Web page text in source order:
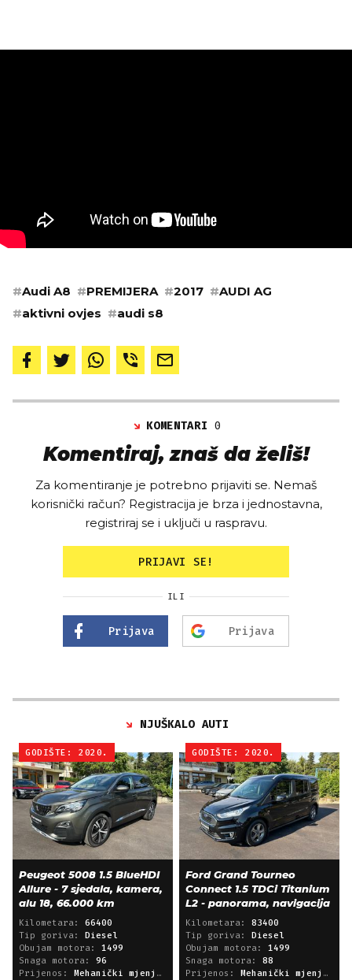
#Audi A8 #PREMIJERA #2017 #AUDI AG
#aktivni ovjes #audi s8
KOMENTARI0
Komentiraj, znaš da želiš!
Za komentiranje je potrebno prijaviti se. Nemaš
korisnički račun? Registracija je brza i jednostavna,
registriraj se i uključi u raspravu.
PRIJAVI SE!
ILI
Prijava Prijava
NJUŠKALO AUTI
GODIŠTE: 2020.
Peugeot 5008 1.5 BlueHDI
Allure - 7 sjedala, kamera,
alu 18, 66.000 km
Kilometara: 66400
Tip goriva:
Diesel
Obujam motora: 1499
Snaga motora: 96
Prijenos:
Mehanički mjenjač
GODIŠTE: 2020.
Ford Grand Tourneo
Connect 1.5 TDCi Titanium
L2 - panorama, navigacija
Kilometara: 83400
Tip goriva:
Diesel
Obujam motora: 1499
Snaga motora: 88
Prijenos:
Mehanički mjenjač